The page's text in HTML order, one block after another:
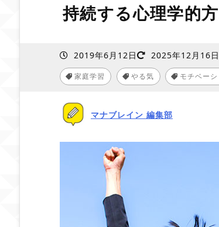
持続する心理学的
2019年6月12日 2025年12月16日
家庭学習 やる気 モチベーシ
マナブレイン 編集部